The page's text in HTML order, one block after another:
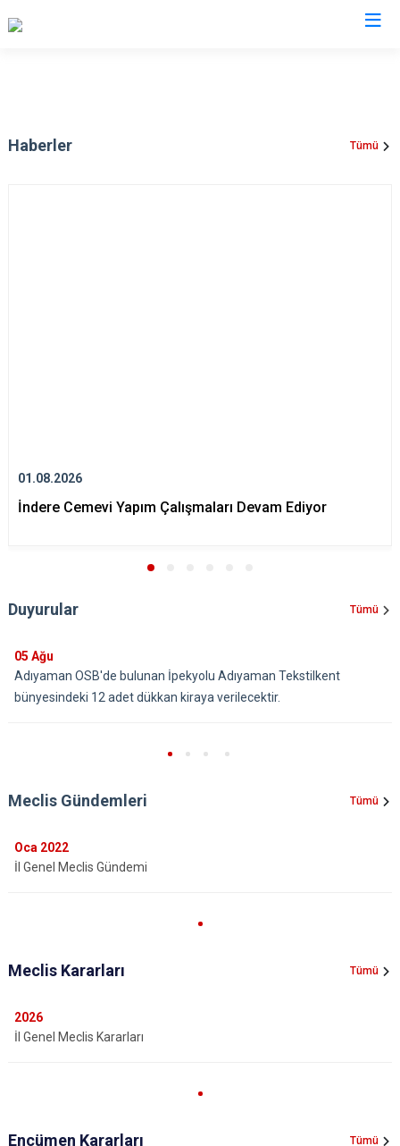
Haberler Tümü
01.08.2026
İndere Cemevi Yapım Çalışmaları Devam Ediyor
Duyurular Tümü
05 Ağu
Adıyaman OSB'de bulunan İpekyolu Adıyaman Tekstilkent
bünyesindeki 12 adet dükkan kiraya verilecektir.
Meclis Gündemleri Tümü
Oca 2022
İl Genel Meclis Gündemi
Meclis Kararları Tümü
2026
İl Genel Meclis Kararları
Encümen Kararları Tümü